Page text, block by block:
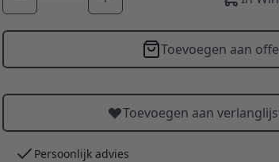
Toevoegen aan
Toevoegen aan
Persoonlijk advies